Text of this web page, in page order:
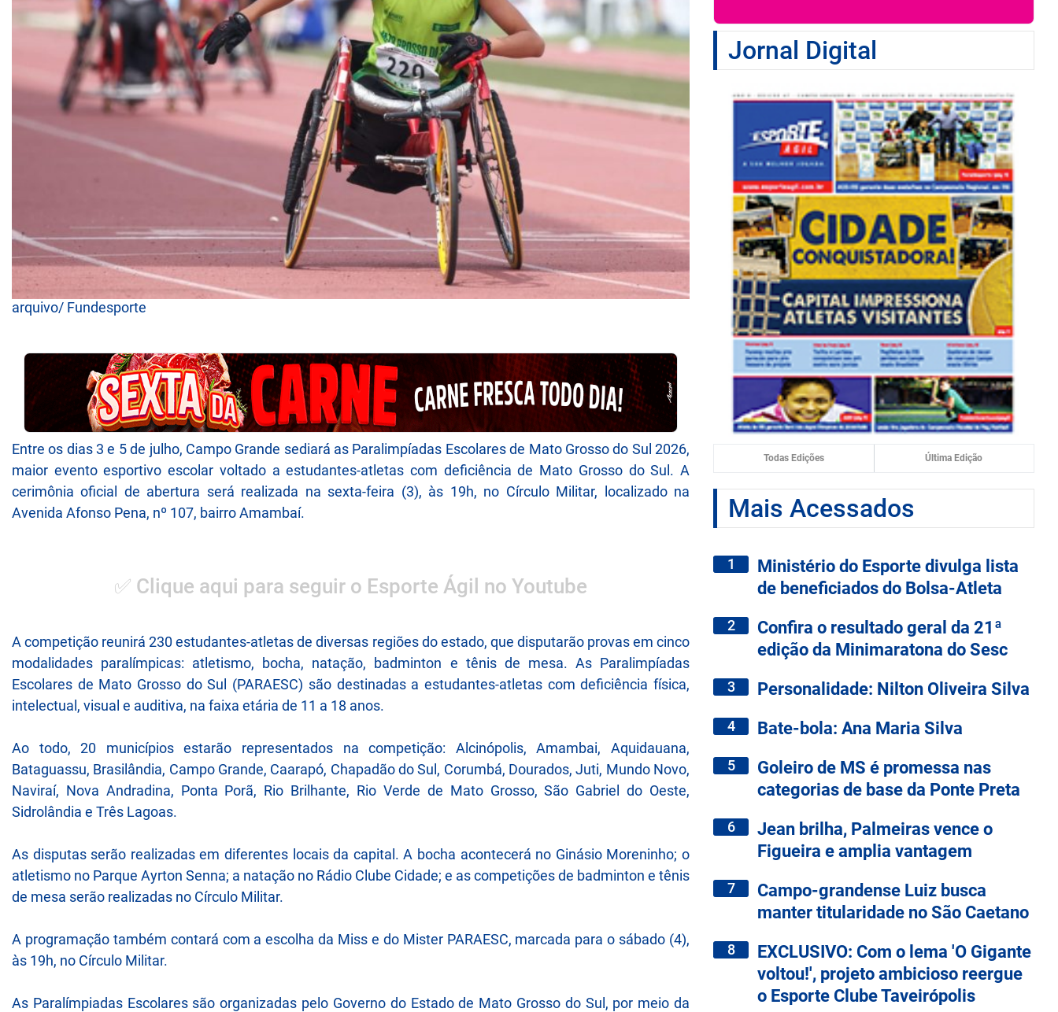
arquivo/ Fundesporte
Entre os dias 3 e 5 de julho, Campo Grande sediará as Paralimpíadas Escolares de Mato Grosso do Sul 2026,
maior evento esportivo escolar voltado a estudantes-atletas com deficiência de Mato Grosso do Sul. A
cerimônia oficial de abertura será realizada na sexta-feira (3), às 19h, no Círculo Militar, localizado na
Avenida Afonso Pena, nº 107, bairro Amambaí.
✅ Clique aqui para seguir o Esporte Ágil no Youtube
A competição reunirá 230 estudantes-atletas de diversas regiões do estado, que disputarão provas em cinco
modalidades paralímpicas: atletismo, bocha, natação, badminton e tênis de mesa. As Paralimpíadas
Escolares de Mato Grosso do Sul (PARAESC) são destinadas a estudantes-atletas com deficiência física,
intelectual, visual e auditiva, na faixa etária de 11 a 18 anos.
Ao todo, 20 municípios estarão representados na competição: Alcinópolis, Amambai, Aquidauana,
Bataguassu, Brasilândia, Campo Grande, Caarapó, Chapadão do Sul, Corumbá, Dourados, Juti, Mundo Novo,
Naviraí, Nova Andradina, Ponta Porã, Rio Brilhante, Rio Verde de Mato Grosso, São Gabriel do Oeste,
Sidrolândia e Três Lagoas.
As disputas serão realizadas em diferentes locais da capital. A bocha acontecerá no Ginásio Moreninho; o
atletismo no Parque Ayrton Senna; a natação no Rádio Clube Cidade; e as competições de badminton e tênis
de mesa serão realizadas no Círculo Militar.
A programação também contará com a escolha da Miss e do Mister PARAESC, marcada para o sábado (4),
às 19h, no Círculo Militar.
As Paralímpiadas Escolares são organizadas pelo Governo do Estado de Mato Grosso do Sul, por meio da
Jornal Digital
Todas Edições Última Edição
Mais Acessados
1
Ministério do Esporte divulga lista
de beneficiados do Bolsa-Atleta
2
Confira o resultado geral da 21ª
edição da Minimaratona do Sesc
3 Personalidade: Nilton Oliveira Silva
4 Bate-bola: Ana Maria Silva
5
Goleiro de MS é promessa nas
categorias de base da Ponte Preta
6
Jean brilha, Palmeiras vence o
Figueira e amplia vantagem
7
Campo-grandense Luiz busca
manter titularidade no São Caetano
8
EXCLUSIVO: Com o lema 'O Gigante
voltou!', projeto ambicioso reergue
o Esporte Clube Taveirópolis